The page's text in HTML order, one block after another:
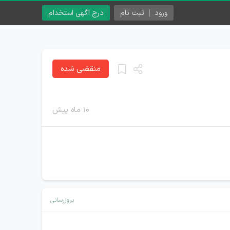
درج آگهی استخدام ورود ثبت نام
۱۰ ماه پیش
منقضی شده
بروزرسانی